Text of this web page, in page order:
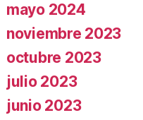
mayo 2024
noviembre 2023
octubre 2023
julio 2023
junio 2023